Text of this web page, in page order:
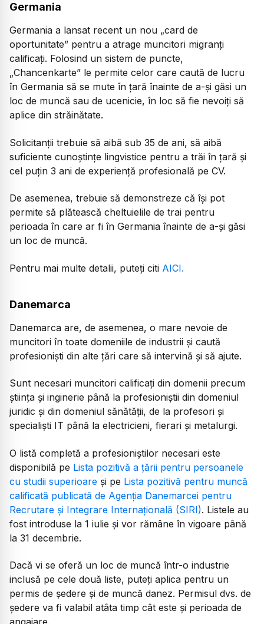
Germania
Germania a lansat recent un nou „card de
oportunitate” pentru a atrage muncitori migranți
calificați. Folosind un sistem de puncte,
„Chancenkarte” le permite celor care caută de lucru
în Germania să se mute în țară înainte de a-și găsi un
loc de muncă sau de ucenicie, în loc să fie nevoiți să
aplice din străinătate.
Solicitanții trebuie să aibă sub 35 de ani, să aibă
suficiente cunoștințe lingvistice pentru a trăi în țară și
cel puțin 3 ani de experiență profesională pe CV.
De asemenea, trebuie să demonstreze că își pot
permite să plătească cheltuielile de trai pentru
perioada în care ar fi în Germania înainte de a-și găsi
un loc de muncă.
Pentru mai multe detalii, puteți citi AICI.
Danemarca
Danemarca are, de asemenea, o mare nevoie de
muncitori în toate domeniile de industrii și caută
profesioniști din alte țări care să intervină și să ajute.
Sunt necesari muncitori calificați din domenii precum
știința și inginerie până la profesioniștii din domeniul
juridic și din domeniul sănătății, de la profesori și
specialiști IT până la electricieni, fierari și metalurgi.
O listă completă a profesioniștilor necesari este
disponibilă pe Lista pozitivă a țării pentru persoanele
cu studii superioare și pe Lista pozitivă pentru muncă
calificată publicată de Agenția Danemarcei pentru
Recrutare și Integrare Internațională (SIRI). Listele au
fost introduse la 1 iulie și vor rămâne în vigoare până
la 31 decembrie.
Dacă vi se oferă un loc de muncă într-o industrie
inclusă pe cele două liste, puteți aplica pentru un
permis de ședere și de muncă danez. Permisul dvs. de
ședere va fi valabil atâta timp cât este și perioada de